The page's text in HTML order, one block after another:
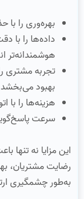
بهره‌وری را
داده‌ها را با
هوشمندانه‌تر
تجربه مشتری
بهبود
هزینه‌ها را
سرعت
این مزایا نه‌ تنها
رضایت مشتریان،
به‌طور چشمگیری